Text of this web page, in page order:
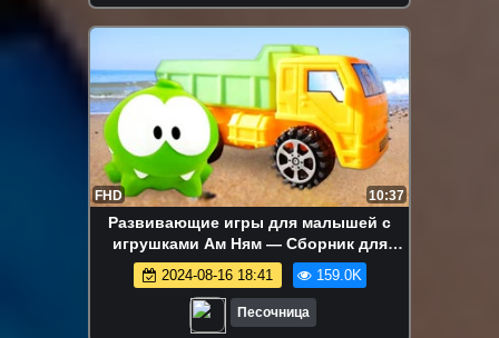
FHD 10:37
Развивающие игры для малышей с
игрушками Ам Ням — Сборник для
самых маленьких
2024-08-16 18:41 159.0K
Песочница